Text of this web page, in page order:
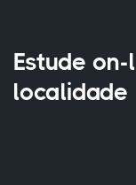
Estude
localidade